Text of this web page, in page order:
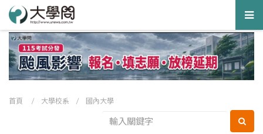
首頁 / 大學校系 / 國內大學